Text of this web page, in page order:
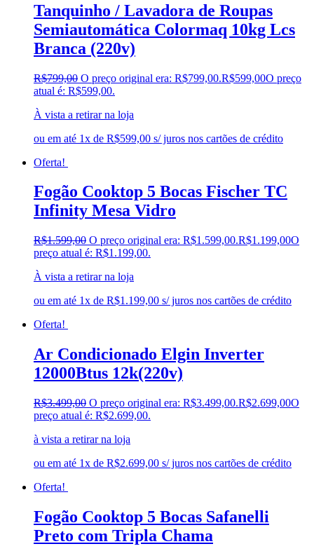
Tanquinho / Lavadora de Roupas
Semiautomática Colormaq 10kg Lcs
Branca (220v)
R$799,00 O preço original era: R$799,00.R$599,00O preço
atual é: R$599,00.
À vista a retirar na loja
ou em até 1x de R$599,00 s/ juros nos cartões de crédito
Oferta!
Fogão Cooktop 5 Bocas Fischer TC
Infinity Mesa Vidro
R$1.599,00 O preço original era: R$1.599,00.R$1.199,00O
preço atual é: R$1.199,00.
À vista a retirar na loja
ou em até 1x de R$1.199,00 s/ juros nos cartões de crédito
Oferta!
Ar Condicionado Elgin Inverter
12000Btus 12k(220v)
R$3.499,00 O preço original era: R$3.499,00.R$2.699,00O
preço atual é: R$2.699,00.
à vista a retirar na loja
ou em até 1x de R$2.699,00 s/ juros nos cartões de crédito
Oferta!
Fogão Cooktop 5 Bocas Safanelli
Preto com Tripla Chama